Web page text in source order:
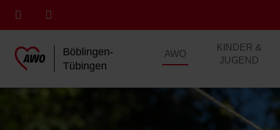
Böblingen-
Tübingen
AWO
KINDER &
JUGEND